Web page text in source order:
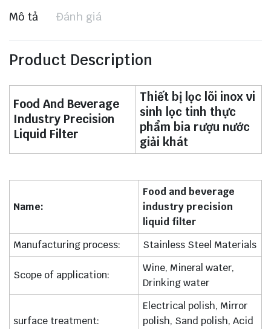
Mô tả Đánh giá
Product Description
Food And Beverage
Industry Precision
Liquid Filter
Thiết bị lọc lõi inox vi
sinh lọc tinh thực
phẩm bia rượu nước
giải khát
Name:
Food and beverage
industry precision
liquid filter
Manufacturing process:
Stainless Steel Materials
Scope of application:
Wine, Mineral water,
Drinking water
surface treatment:
Electrical polish, Mirror
polish, Sand polish, Acid